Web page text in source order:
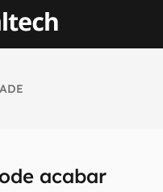
acabar
em primeira